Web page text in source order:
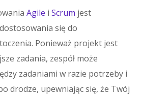
Agile iScrum jest
się do
Ponieważ projekt jest
zadania, zespół może
zadaniami w razie potrzeby i
drodze, upewniając się, że Twój